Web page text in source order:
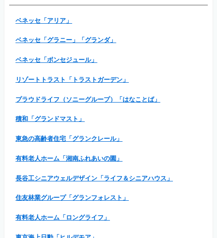
ベネッセ「アリア」
ベネッセ「グラニー」「グランダ」
ベネッセ「ボンセジュール」
リゾートトラスト「トラストガーデン」
プラウドライフ（ソニーグループ）「はなことば」
積和「グランドマスト」
東急の高齢者住宅「グランクレール」
有料老人ホーム「湘南ふれあいの園」
長谷工シニアウェルデザイン「ライフ＆シニアハウス」
住友林業グループ「グランフォレスト」
有料老人ホーム「ロングライフ」